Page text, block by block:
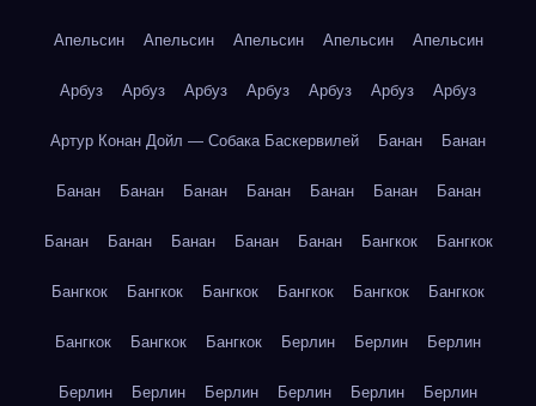
Апельсин Апельсин Апельсин Апельсин Апельсин
Арбуз Арбуз Арбуз Арбуз Арбуз Арбуз Арбуз
Артур Конан Дойл — Собака Баскервилей Банан Банан
Банан Банан Банан Банан Банан Банан Банан
Банан Банан Банан Банан Банан Бангкок Бангкок
Бангкок Бангкок Бангкок Бангкок Бангкок Бангкок
Бангкок Бангкок Бангкок Берлин Берлин Берлин
Берлин Берлин Берлин Берлин Берлин Берлин